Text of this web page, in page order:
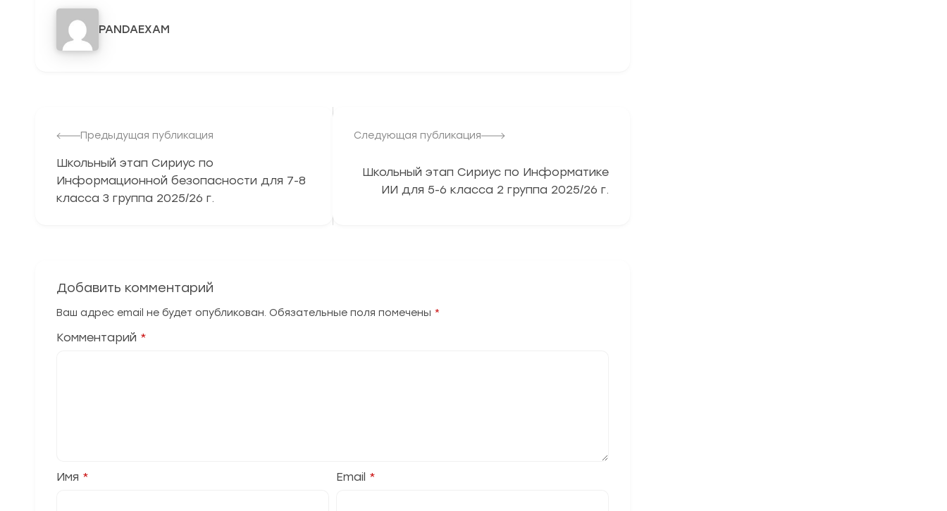
PANDAEXAM
Предыдущая публикация
Школьный этап Сириус по
Информационной безопасности для 7-8
класса 3 группа 2025/26 г.
Следующая публикация
Школьный этап Сириус по Информатике
ИИ для 5-6 класса 2 группа 2025/26 г.
Добавить комментарий
Ваш адрес email не будет опубликован. Обязательные поля помечены *
Комментарий *
Имя * Email *